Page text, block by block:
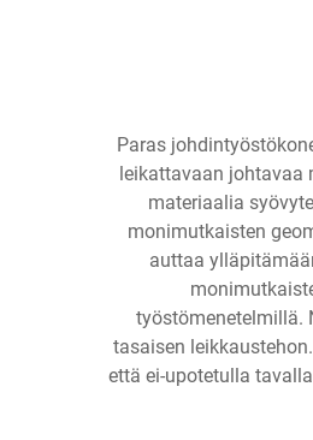
Paras
leikattavaan johtavaa
materiaalia
monimutkaisten
auttaa
työstömenetelmillä.
tasaisen
että ei-upotetulla